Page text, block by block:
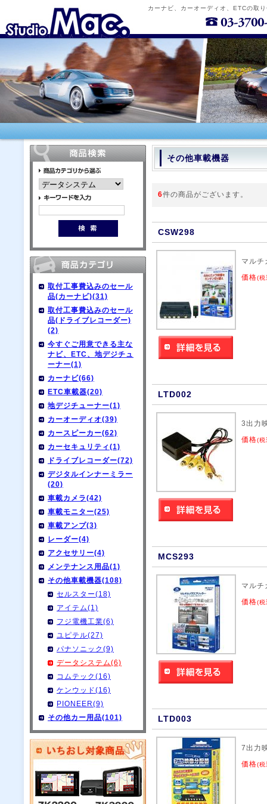
カーナビ、カーオーディオ、ETCの取
取付工事費込みのセール
品(カーナビ)(31)
取付工事費込みのセール
品(ドライブレコーダー)
(2)
今すぐご用意できる主な
ナビ、ETC、地デジチュ
ーナー(1)
カーナビ(66)
ETC車載器(20)
地デジチューナー(1)
カーオーディオ(39)
カースピーカー(62)
カーセキュリティ(1)
ドライブレコーダー(72)
デジタルインナーミラー
(20)
車載カメラ(42)
車載モニター(25)
車載アンプ(3)
レーダー(4)
アクセサリー(4)
メンテナンス用品(1)
その他車載機器(108)
セルスター(18)
アイテム(1)
フジ電機工業(6)
ユピテル(27)
パナソニック(9)
データシステム(6)
コムテック(16)
ケンウッド(16)
PIONEER(9)
その他カー用品(101)
その他車載機器
6件の商品がございます。
CSW298
マルチ
価格(税
LTD002
3出力
価格(税
MCS293
マルチ
価格(税
LTD003
7出力
価格(税